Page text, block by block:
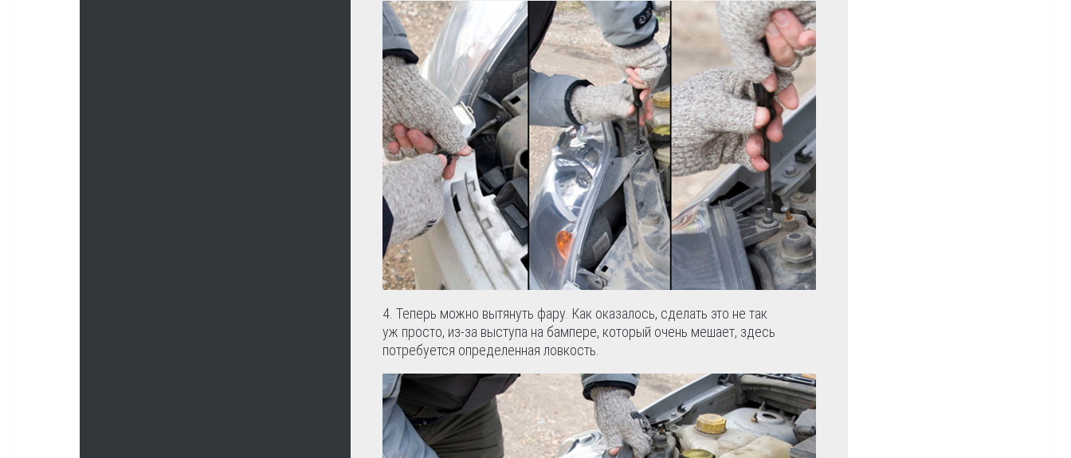
4. Теперь можно вытянуть фару. Как оказалось, сделать это не так
уж просто, из-за выступа на бампере, который очень мешает, здесь
потребуется определенная ловкость.